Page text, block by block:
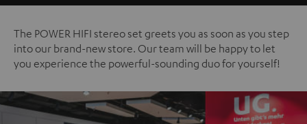
The POWER HIFI stereo set greets you as soon as you step
into our brand-new store. Our team will be happy to let
you experience the powerful-sounding duo for yourself!